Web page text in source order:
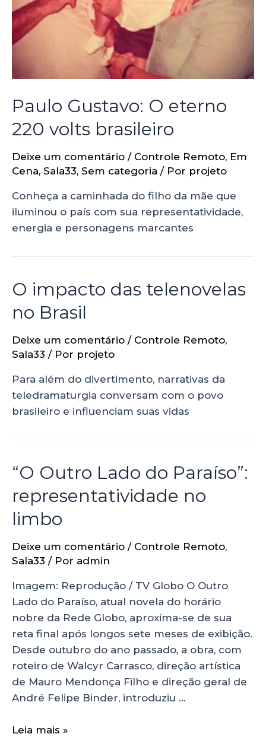
Paulo Gustavo: O eterno
220 volts brasileiro
Deixe um comentário / Controle Remoto, Em
Cena, Sala33, Sem categoria / Por projeto
Conheça a caminhada do filho da mãe que
iluminou o país com sua representatividade,
energia e personagens marcantes
O impacto das telenovelas
no Brasil
Deixe um comentário / Controle Remoto,
Sala33 / Por projeto
Para além do divertimento, narrativas da
teledramaturgia conversam com o povo
brasileiro e influenciam suas vidas
“O Outro Lado do Paraíso”:
representatividade no
limbo
Deixe um comentário / Controle Remoto,
Sala33 / Por admin
Imagem: Reprodução / TV Globo O Outro
Lado do Paraíso, atual novela do horário
nobre da Rede Globo, aproxima-se de sua
reta final após longos sete meses de exibição.
Desde outubro do ano passado, a obra, com
roteiro de Walcyr Carrasco, direção artística
de Mauro Mendonça Filho e direção geral de
André Felipe Binder, introduziu …
Leia mais »